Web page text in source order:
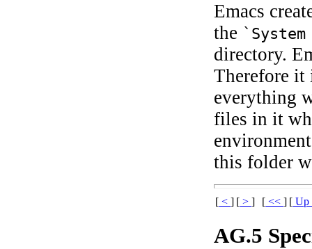
Emacs
the
directory.
Therefore it
everything
files in it
this folder
[ <] [ >] [ <<] [ Up
AG.5